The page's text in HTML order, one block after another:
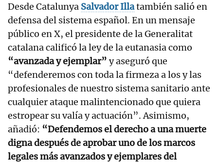
Desde Catalunya Salvador Illatambién salió en
defensa del sistema español. En un mensaje
público en X, el presidente de la Generalitat
catalana calificó la ley de la eutanasia como
“avanzada y ejemplar” y aseguró que
“defenderemos con toda la firmeza a los y las
profesionales de nuestro sistema sanitario ante
cualquier ataque malintencionado que quiera
estropear su valía y actuación”. Asimismo,
añadió: “Defendemos el derecho a una muerte
digna después de aprobar uno de los marcos
legales más avanzados y ejemplares del